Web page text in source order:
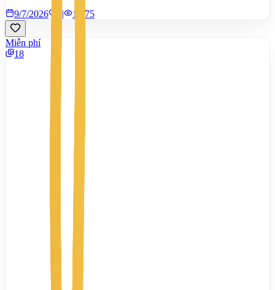
9/7/2026
| 1.475
Miễn phí
18